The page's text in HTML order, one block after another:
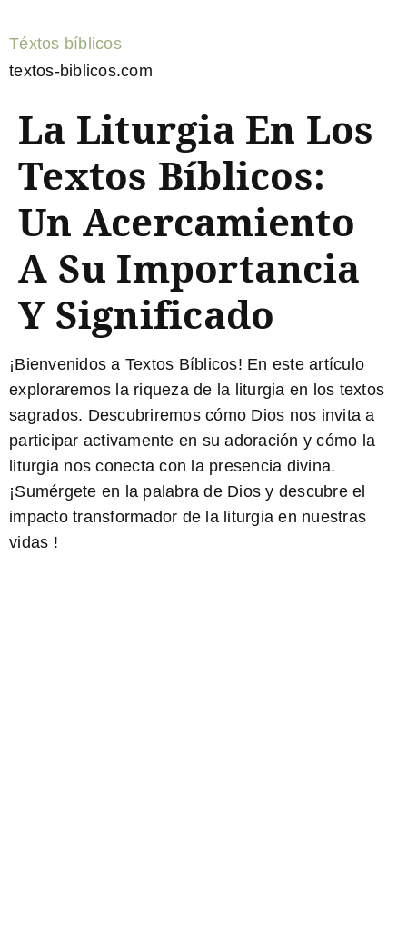
Téxtos bíblicos
textos-biblicos.com
La Liturgia En Los
Textos Bíblicos:
Un Acercamiento
A Su Importancia
Y Significado
¡Bienvenidos a Textos Bíblicos! En este artículo
exploraremos la riqueza de la liturgia en los textos
sagrados. Descubriremos cómo Dios nos invita a
participar activamente en su adoración y cómo la
liturgia nos conecta con la presencia divina.
¡Sumérgete en la palabra de Dios y descubre el
impacto transformador de la liturgia en nuestras
vidas !